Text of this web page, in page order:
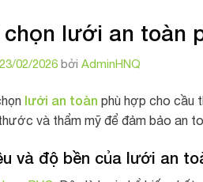
chọn lưới an toàn
23/02/2026 bởi AdminHNQ
lưới an toàn phù hợp cho cầu
và thẩm mỹ để đảm bảo an
và độ bền của lưới an